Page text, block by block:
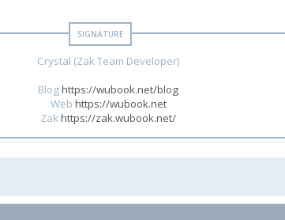
Crystal (Zak Team Developer)
Bloghttps://wubook.net/blog
Web https://wubook.net
Zakhttps://zak.wubook.net/